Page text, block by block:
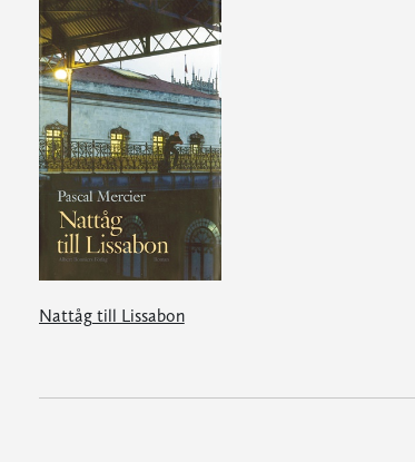
Nattåg till Lissabon